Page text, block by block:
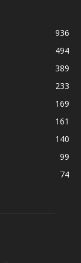
936
494
389
233
169
161
140
99
74